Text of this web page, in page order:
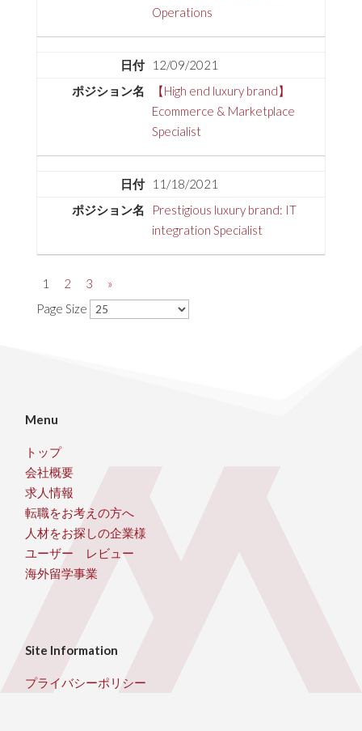
Operations
12/09/2021
【High end luxury brand】
Ecommerce & Marketplace
Specialist
11/18/2021
Prestigious luxury brand: IT
integration Specialist
1 2 3
»
Page Size
Menu
トップ
会社概要
求人情報
転職をお考えの方へ
人材をお探しの企業様
ユーザー レビュー
海外留学事業
Site Information
プライバシーポリシー